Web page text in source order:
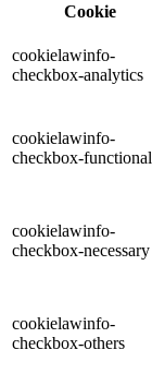
Cookie
cookielawinfo-
checkbox-analytics
cookielawinfo-
checkbox-functional
cookielawinfo-
checkbox-necessary
cookielawinfo-
checkbox-others